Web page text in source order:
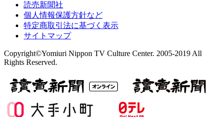
読売新聞社
個人情報保護方針など
特定商取引法に基づく表示
サイトマップ
Copyright©Yomiuri Nippon TV Culture Center. 2005-2019 All
Rights Reserved.